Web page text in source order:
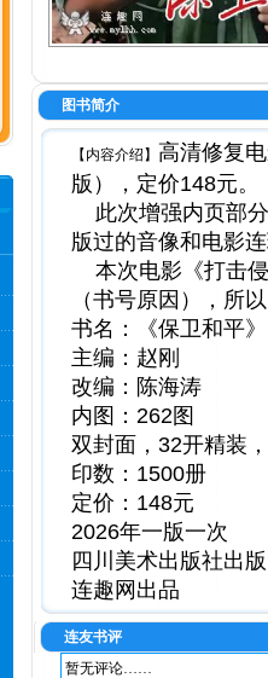
图书简介
【内容介绍】 高清修复
版），定价148元。
此次增强内页部分
版过的音像和电影
本次电影《打击侵
（书号原因），所
书名：《保卫和平
主编：赵刚
改编：陈海涛
内图：262图
双封面，32开精装
印数：1500册
定价：148元
2026年一版一次
四川美术出版社出版
连趣网出品
连友书评
暂无评论……